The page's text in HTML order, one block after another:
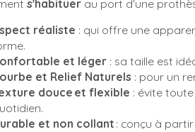
s'habituer au port d'une
réaliste : qui offre une
et léger : sa taille est
et Relief Naturels : pour un
douce et flexible : évite
et non collant : conçu à